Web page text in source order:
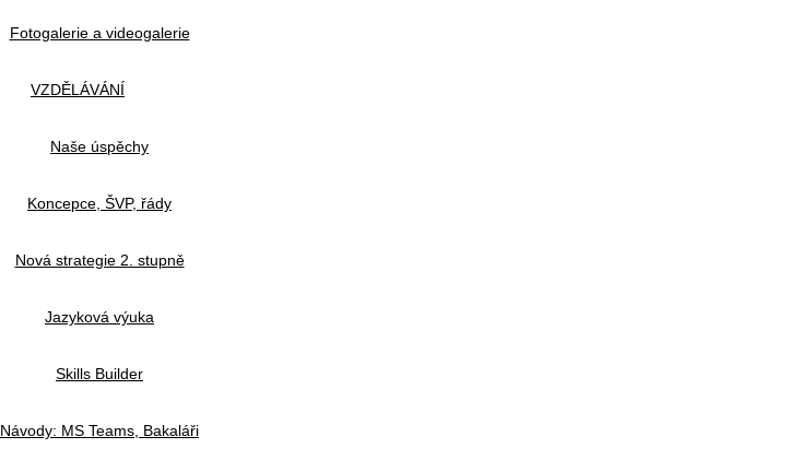
Fotogalerie a videogalerie
VZDĚLÁVÁNÍ
Naše úspěchy
Koncepce, ŠVP, řády
Nová strategie 2. stupně
Jazyková výuka
Skills Builder
Návody: MS Teams, Bakaláři